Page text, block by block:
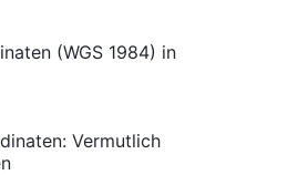
(WGS 1984) in
Vermutlich